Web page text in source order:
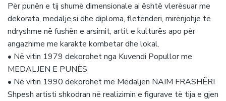
Për punën e tij shumë dimensionale ai është vlerësuar me
dekorata, medalje,si dhe diploma, fletënderi, mirënjohje të
ndryshme në fushën e arsimit, artit e kulturës apo për
angazhime me karakte kombetar dhe lokal.
• Në vitin 1979 dekorohet nga Kuvendi Popullor me
MEDALJEN E PUNËS
• Në vitin 1990 dekorohet me Medaljen NAIM FRASHËRI
Shpesh artisti shkodran në realizimin e figurave të tija e gjen